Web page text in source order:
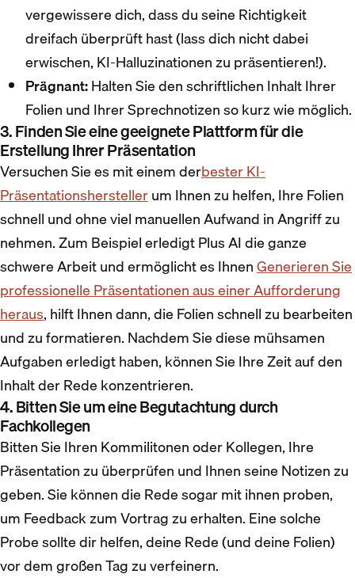
vergewissere dich, dass du seine Richtigkeit
dreifach überprüft hast (lass dich nicht dabei
erwischen, KI-Halluzinationen zu präsentieren!).
Prägnant:Halten Sie den schriftlichen Inhalt Ihrer
Folien und Ihrer Sprechnotizen so kurz wie möglich.
3. Finden Sie eine geeignete Plattform für die
Erstellung Ihrer Präsentation
Versuchen Sie es mit einem derbester KI-
Präsentationsherstellerum Ihnen zu helfen, Ihre Folien
schnell und ohne viel manuellen Aufwand in Angriff zu
nehmen. Zum Beispiel erledigt Plus AI die ganze
schwere Arbeit und ermöglicht es IhnenGenerieren Sie
professionelle Präsentationen aus einer Aufforderung
heraus, hilft Ihnen dann, die Folien schnell zu bearbeiten
und zu formatieren. Nachdem Sie diese mühsamen
Aufgaben erledigt haben, können Sie Ihre Zeit auf den
Inhalt der Rede konzentrieren.
4. Bitten Sie um eine Begutachtung durch
Fachkollegen
Bitten Sie Ihren Kommilitonen oder Kollegen, Ihre
Präsentation zu überprüfen und Ihnen seine Notizen zu
geben. Sie können die Rede sogar mit ihnen proben,
um Feedback zum Vortrag zu erhalten. Eine solche
Probe sollte dir helfen, deine Rede (und deine Folien)
vor dem großen Tag zu verfeinern.